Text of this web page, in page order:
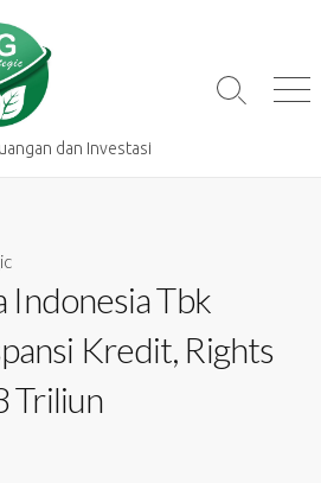
dan Investasi
Search
Indonesia Tbk
Kredit, Rights
Triliun